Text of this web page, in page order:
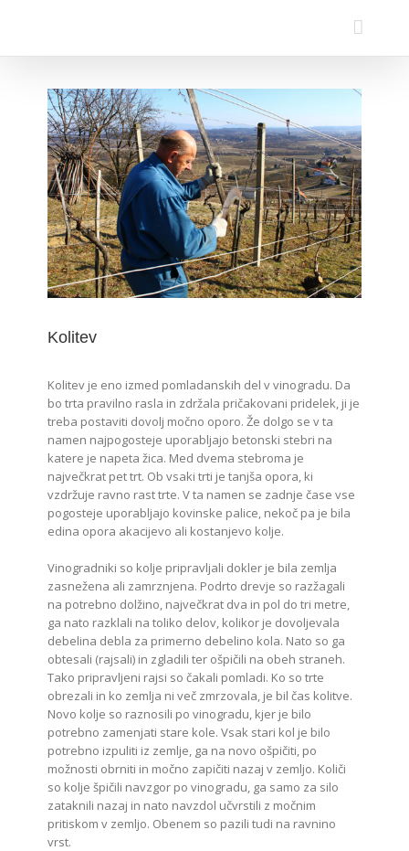
Kolitev
Kolitev je eno izmed pomladanskih del v vinogradu. Da
bo trta pravilno rasla in zdržala pričakovani pridelek, ji je
treba postaviti dovolj močno oporo. Že dolgo se v ta
namen najpogosteje uporabljajo betonski stebri na
katere je napeta žica. Med dvema stebroma je
največkrat pet trt. Ob vsaki trti je tanjša opora, ki
vzdržuje ravno rast trte. V ta namen se zadnje čase vse
pogosteje uporabljajo kovinske palice, nekoč pa je bila
edina opora akacijevo ali kostanjevo kolje.
Vinogradniki so kolje pripravljali dokler je bila zemlja
zasnežena ali zamrznjena. Podrto drevje so razžagali
na potrebno dolžino, največkrat dva in pol do tri metre,
ga nato razklali na toliko delov, kolikor je dovoljevala
debelina debla za primerno debelino kola. Nato so ga
obtesali (rajsali) in zgladili ter ošpičili na obeh straneh.
Tako pripravljeni rajsi so čakali pomladi. Ko so trte
obrezali in ko zemlja ni več zmrzovala, je bil čas kolitve.
Novo kolje so raznosili po vinogradu, kjer je bilo
potrebno zamenjati stare kole. Vsak stari kol je bilo
potrebno izpuliti iz zemlje, ga na novo ošpičiti, po
možnosti obrniti in močno zapičiti nazaj v zemljo. Količi
so kolje špičili navzgor po vinogradu, ga samo za silo
zataknili nazaj in nato navzdol učvrstili z močnim
pritiskom v zemljo. Obenem so pazili tudi na ravnino
vrst.